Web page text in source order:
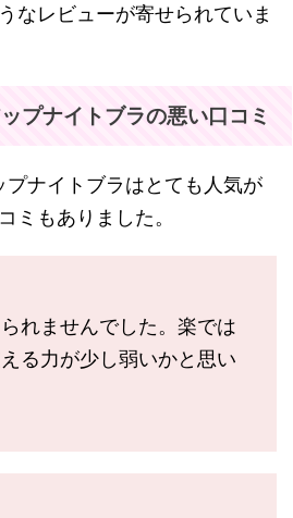
なレビューが寄せられていま
プナイトブラの悪い口コミ
ナイトブラはとても人気が
ミもありました。
れませんでした。楽では
る力が少し弱いかと思い